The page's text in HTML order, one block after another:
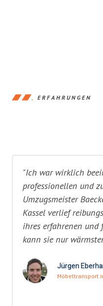
ERFAHRUNGEN
"Ich war wirklich
professionellen und
Umzugsmeister
Kassel verlief
ihres erfahrenen und
kann sie nur
Jürgen
Möbeltransport